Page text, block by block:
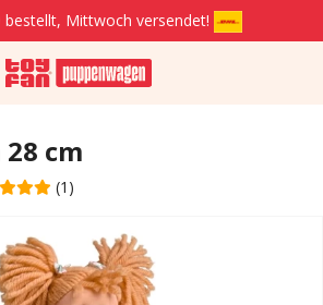
Mittwoch versendet!
cm
(1)